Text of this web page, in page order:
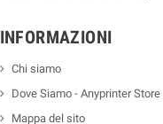
INFORMAZIONI
Chi siamo
Dove Siamo - Anyprinter Store
Mappa del sito